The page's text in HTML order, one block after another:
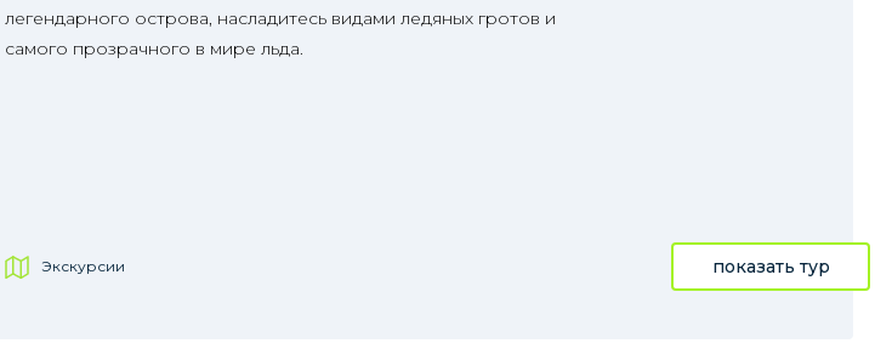
легендарного острова, насладитесь видами ледяных гротов и
самого прозрачного в мире льда.
Экскурсии показать тур